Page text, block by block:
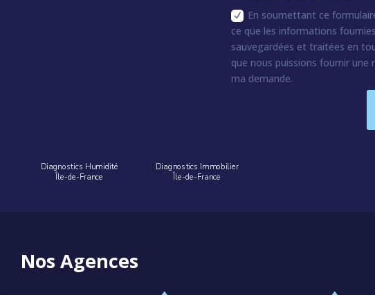
En soumettant ce
ce que les informations
sauvegardées et traitées en
que nous puissions fournir une
ma demande.
Diagnostics Humidité
Île-de-France
Diagnostics Immobilier
Île-de-France
Nos Agences